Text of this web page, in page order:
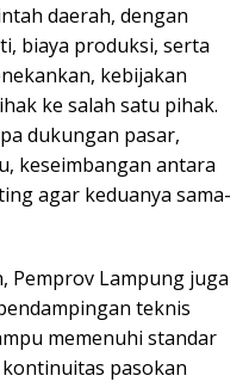
daerah, dengan
biaya produksi, serta
kebijakan
ke salah satu pihak.
dukungan pasar,
keseimbangan antara
agar keduanya sama-
Pemprov Lampung juga
teknis
memenuhi standar
pasokan